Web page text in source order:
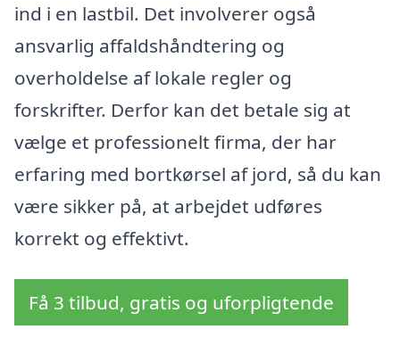
ind i en lastbil. Det involverer også
ansvarlig affaldshåndtering og
overholdelse af lokale regler og
forskrifter. Derfor kan det betale sig at
vælge et professionelt firma, der har
erfaring med bortkørsel af jord, så du kan
være sikker på, at arbejdet udføres
korrekt og effektivt.
Få 3 tilbud, gratis og uforpligtende